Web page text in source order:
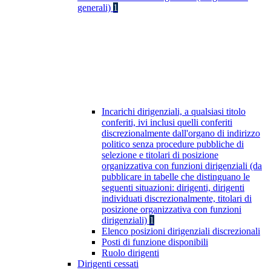
generali) 1
Incarichi dirigenziali, a qualsiasi titolo
conferiti, ivi inclusi quelli conferiti
discrezionalmente dall'organo di indirizzo
politico senza procedure pubbliche di
selezione e titolari di posizione
organizzativa con funzioni dirigenziali (da
pubblicare in tabelle che distinguano le
seguenti situazioni: dirigenti, dirigenti
individuati discrezionalmente, titolari di
posizione organizzativa con funzioni
dirigenziali) 1
Elenco posizioni dirigenziali discrezionali
Posti di funzione disponibili
Ruolo dirigenti
Dirigenti cessati